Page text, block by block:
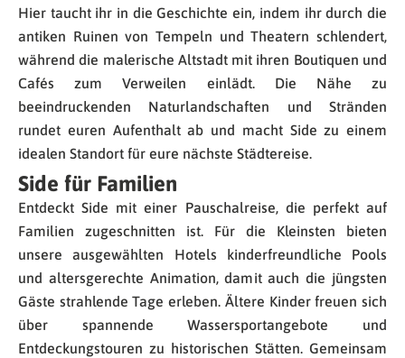
Hier taucht ihr in die Geschichte ein, indem ihr durch die
antiken Ruinen von Tempeln und Theatern schlendert,
während die malerische Altstadt mit ihren Boutiquen und
Cafés zum Verweilen einlädt. Die Nähe zu
beeindruckenden Naturlandschaften und Stränden
rundet euren Aufenthalt ab und macht Side zu einem
idealen Standort für eure nächste Städtereise.
Side für Familien
Entdeckt Side mit einer Pauschalreise, die perfekt auf
Familien zugeschnitten ist. Für die Kleinsten bieten
unsere ausgewählten Hotels kinderfreundliche Pools
und altersgerechte Animation, damit auch die jüngsten
Gäste strahlende Tage erleben. Ältere Kinder freuen sich
über spannende Wassersportangebote und
Entdeckungstouren zu historischen Stätten. Gemeinsam